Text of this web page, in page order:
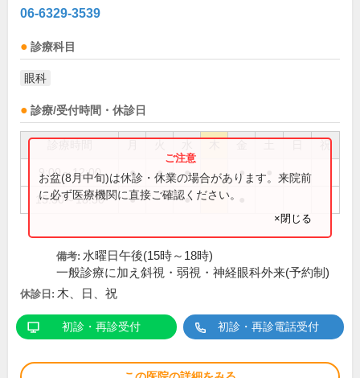
06-6329-3539
診療科目
眼科
診療/受付時間・休診日
祝
9:00～12:00 ● ● ● ●
15:30～18:30 ● ●
お盆(8月中旬)は休診・休業の場合があります。来院前
に必ず医療機関に直接ご確認ください。
×閉じる
備考: 水曜日午後(15時～18時)
一般診療に加え斜視・弱視・神経眼科外来(予約制)
休診日: 木、日、祝
初診・再診受付 初診・再診電話受付